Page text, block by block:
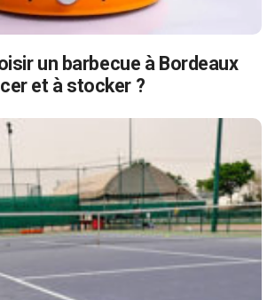
un barbecue à Bordeaux
et à stocker ?